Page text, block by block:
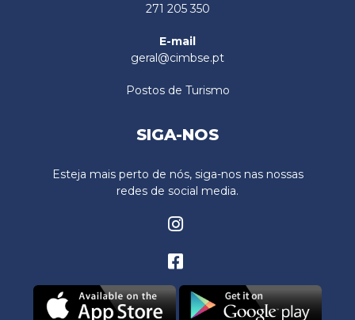
271 205 350
E-mail
geral@cimbse.pt
Postos de Turismo
SIGA-NOS
Esteja mais perto de nós, siga-nos nas nossas
redes de social media.